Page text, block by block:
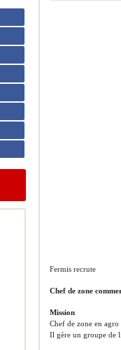
Fermis recrute
Chef de zone
Mission
Chef de zone en
Il gère un groupe de